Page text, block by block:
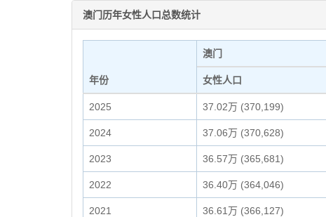
澳门历年女性人口总数统计
年份
澳门
女性人口
2025 37.02万 (370,199)
2024 37.06万 (370,628)
2023 36.57万 (365,681)
2022 36.40万 (364,046)
2021 36.61万 (366,127)